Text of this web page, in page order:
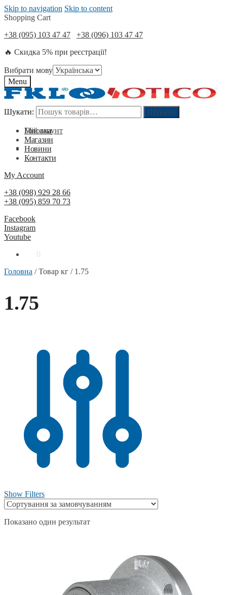
Skip to navigation Skip to content
Shopping Cart
+38 (095) 103 47 47
+38 (096) 103 47 47
🔥 Скидка 5% при реєстрації!
Вибрати мову
Menu
Шукати: Шукати
Мій акаунт
0₴ 0
Шукати: Шукати
Головна
Магазин
Новини
Контакти
My Account
+38 (098) 929 28 66
+38 (095) 859 70 73
Facebook
Instagram
Youtube
0
Головна /Товар кг / 1.75
1.75
Show Filters
Показано один результат